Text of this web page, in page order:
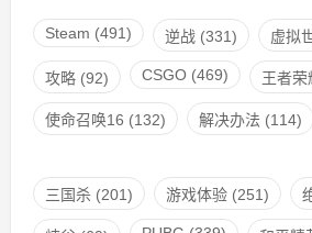
Steam (491) 逆战(331) 虚拟
攻略(92) CSGO(469) 王者荣
使命召唤16 (132) 解决办法 (114)
三国杀(201) 游戏体验(251)